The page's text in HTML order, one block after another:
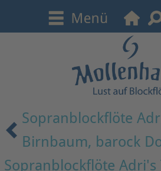
Sopranblockflöte
Birnbaum, barock
Sopranblockflöte Adri's